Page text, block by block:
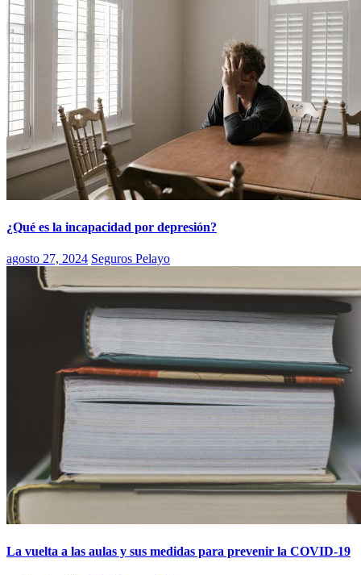
¿Qué es la incapacidad por depresión?
agosto 27, 2024 Seguros Pelayo
La vuelta a las aulas y sus medidas para prevenir la COVID-19